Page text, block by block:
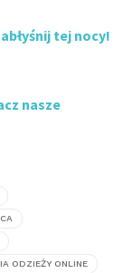
tej nocy!
nasze
ODZIEŻY ONLINE